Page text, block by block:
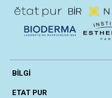
BİLGİ
ETAT PUR